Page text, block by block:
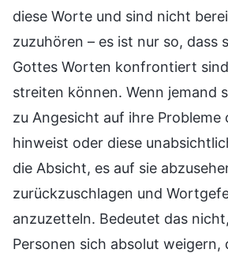
diese Worte und sind nicht
zuzuhören – es ist nur so, dass
Gottes Worten konfrontiert
streiten können. Wenn jemand
zu Angesicht auf ihre Probleme
hinweist oder diese
die Absicht, es auf sie
zurückzuschlagen und
anzuzetteln. Bedeutet das
Personen sich absolut weigern,